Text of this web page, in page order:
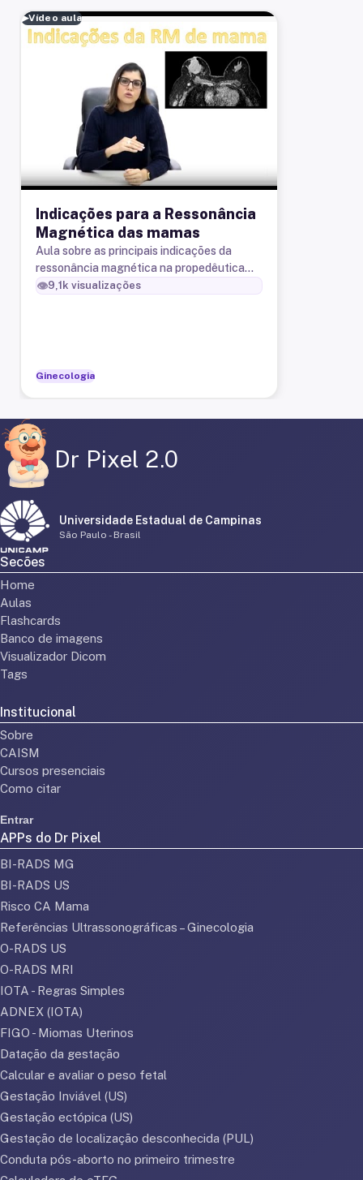
▶Vídeo aula
Indicações para a Ressonância
Magnética das mamas
Aula sobre as principais indicações da
ressonância magnética na propedêutica
mamária
👁️9,1k visualizações
Ginecologia
Dr Pixel 2.0
Universidade Estadual de Campinas
São Paulo - Brasil
Secões
Home
Aulas
Flashcards
Banco de imagens
Visualizador Dicom
Tags
Institucional
Sobre
CAISM
Cursos presenciais
Como citar
Entrar
APPs do Dr Pixel
BI-RADS MG
BI-RADS US
Risco CA Mama
Referências Ultrassonográficas – Ginecologia
O-RADS US
O-RADS MRI
IOTA - Regras Simples
ADNEX (IOTA)
FIGO - Miomas Uterinos
Datação da gestação
Calcular e avaliar o peso fetal
Gestação Inviável (US)
Gestação ectópica (US)
Gestação de localização desconhecida (PUL)
Conduta pós-aborto no primeiro trimestre